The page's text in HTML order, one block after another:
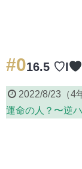
#016.5 ♡I
2022/8/23（4
運命の人？〜逆